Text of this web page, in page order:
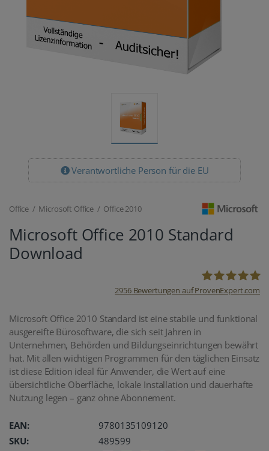
Verantwortliche Person für die EU
Office / Microsoft Office / Office 2010
Microsoft Office 2010 Standard
Download
oemhandel24
UG
2956Bewertungen auf ProvenExpert.com
Microsoft Office 2010 Standard ist eine stabile und funktional
ausgereifte Bürosoftware, die sich seit Jahren in
Unternehmen, Behörden und Bildungseinrichtungen bewährt
hat. Mit allen wichtigen Programmen für den täglichen Einsatz
ist diese Edition ideal für Anwender, die Wert auf eine
übersichtliche Oberfläche, lokale Installation und dauerhafte
Nutzung legen – ganz ohne Abonnement.
EAN:
9780135109120
SKU:
489599